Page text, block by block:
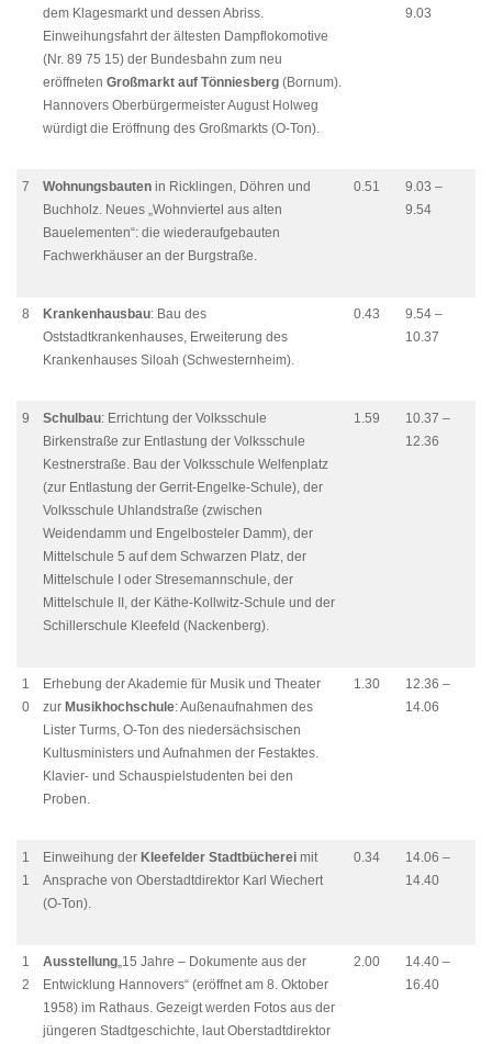
dem Klagesmarkt und dessen Abriss.
Einweihungsfahrt der ältesten Dampflokomotive
(Nr. 89 75 15) der Bundesbahn zum neu
eröffneten Großmarkt auf Tönniesberg (Bornum).
Hannovers Oberbürgermeister August Holweg
würdigt die Eröffnung des Großmarkts (O-Ton).
9.03
7 Wohnungsbauten in Ricklingen, Döhren und
Buchholz. Neues „Wohnviertel aus alten
Bauelementen“: die wiederaufgebauten
Fachwerkhäuser an der Burgstraße.
0.51
9.03 –
9.54
8 Krankenhausbau: Bau des
Oststadtkrankenhauses, Erweiterung des
Krankenhauses Siloah (Schwesternheim).
0.43
9.54 –
10.37
9 Schulbau: Errichtung der Volksschule
Birkenstraße zur Entlastung der Volksschule
Kestnerstraße. Bau der Volksschule Welfenplatz
(zur Entlastung der Gerrit-Engelke-Schule), der
Volksschule Uhlandstraße (zwischen
Weidendamm und Engelbosteler Damm), der
Mittelschule 5 auf dem Schwarzen Platz, der
Mittelschule I oder Stresemannschule, der
Mittelschule II, der Käthe-Kollwitz-Schule und der
Schillerschule Kleefeld (Nackenberg).
1.59
10.37 –
12.36
1
0
Erhebung der Akademie für Musik und Theater
zur Musikhochschule: Außenaufnahmen des
Lister Turms, O-Ton des niedersächsischen
Kultusministers und Aufnahmen der Festaktes.
Klavier- und Schauspielstudenten bei den
Proben.
1.30
12.36 –
14.06
1
1
Einweihung der Kleefelder Stadtbücherei mit
Ansprache von Oberstadtdirektor Karl Wiechert
(O-Ton).
0.34
14.06 –
14.40
1
2
Ausstellung„15 Jahre – Dokumente aus der
Entwicklung Hannovers“ (eröffnet am 8. Oktober
1958) im Rathaus. Gezeigt werden Fotos aus der
jüngeren Stadtgeschichte, laut Oberstadtdirektor
2.00
14.40 –
16.40